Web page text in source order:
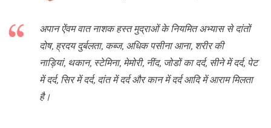
अपान ऐंवम वात नाशक हस्त मुद्राओं के नियमित अभ्यास से दांतों
दोष, ह्रदय दुर्बलता, कब्ज, अधिक पसीना आना, शरीर की
नाड़ियां, थकान, स्टेमिना, मेमोरी, नींद, जोडों का दर्द, सीने में दर्द, पेट
में दर्द, सिर में दर्द, दांत में दर्द और कान में दर्द आदि में आराम मिलता
है।